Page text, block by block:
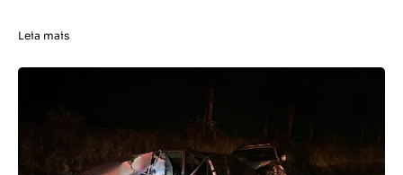
Leia mais